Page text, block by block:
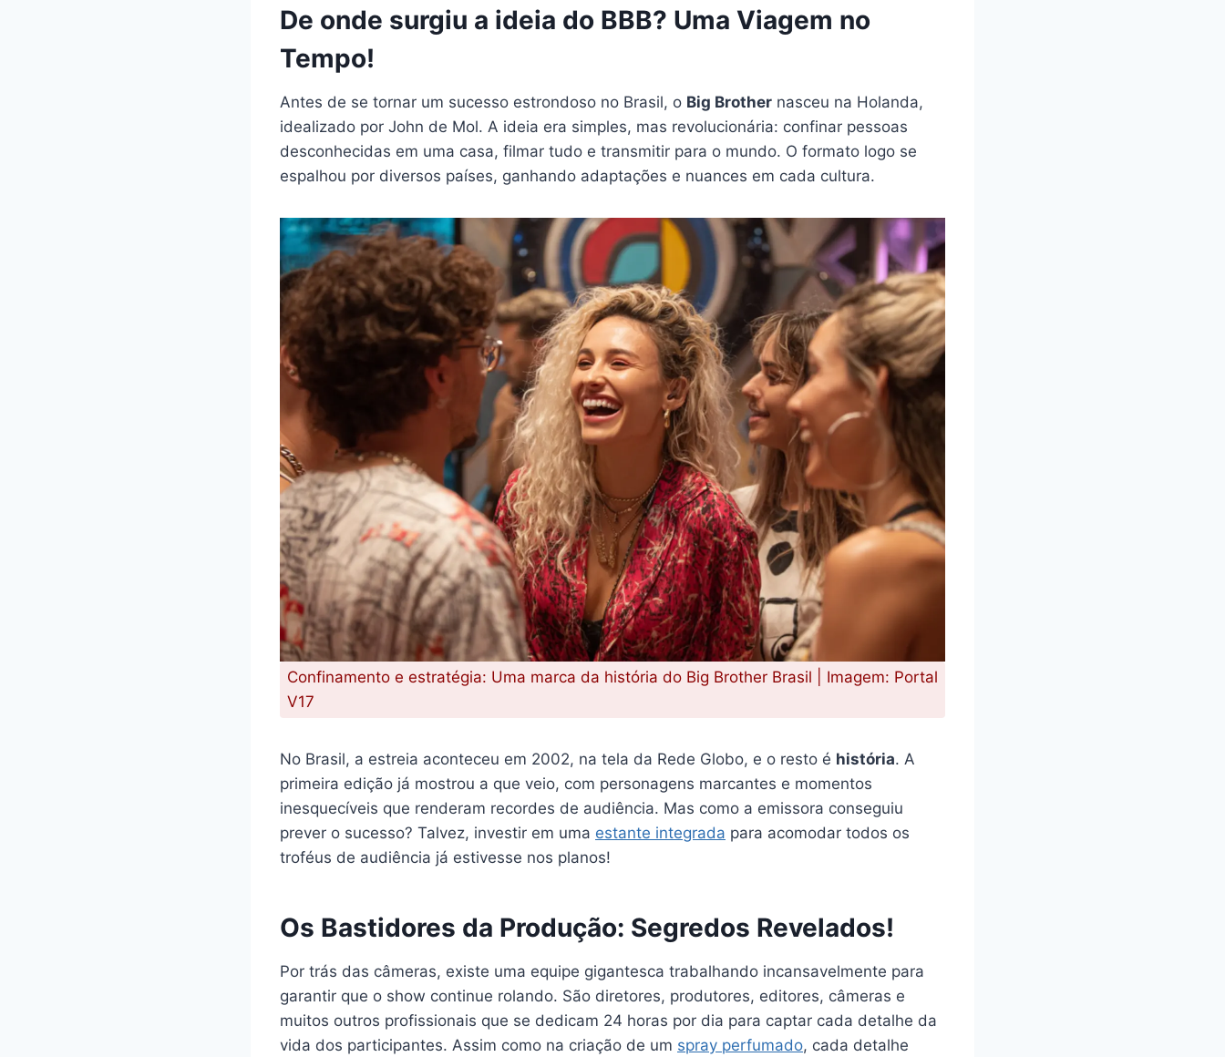
De onde surgiu a ideia do BBB? Uma Viagem no
Tempo!
Antes de se tornar um sucesso estrondoso no Brasil, o Big Brother nasceu na Holanda,
idealizado por John de Mol. A ideia era simples, mas revolucionária: confinar pessoas
desconhecidas em uma casa, filmar tudo e transmitir para o mundo. O formato logo se
espalhou por diversos países, ganhando adaptações e nuances em cada cultura.
Confinamento e estratégia: Uma marca da história do Big Brother Brasil | Imagem: Portal
V17
No Brasil, a estreia aconteceu em 2002, na tela da Rede Globo, e o resto é história. A
primeira edição já mostrou a que veio, com personagens marcantes e momentos
inesquecíveis que renderam recordes de audiência. Mas como a emissora conseguiu
prever o sucesso? Talvez, investir em uma estante integrada para acomodar todos os
troféus de audiência já estivesse nos planos!
Os Bastidores da Produção: Segredos Revelados!
Por trás das câmeras, existe uma equipe gigantesca trabalhando incansavelmente para
garantir que o show continue rolando. São diretores, produtores, editores, câmeras e
muitos outros profissionais que se dedicam 24 horas por dia para captar cada detalhe da
vida dos participantes. Assim como na criação de um spray perfumado, cada detalhe